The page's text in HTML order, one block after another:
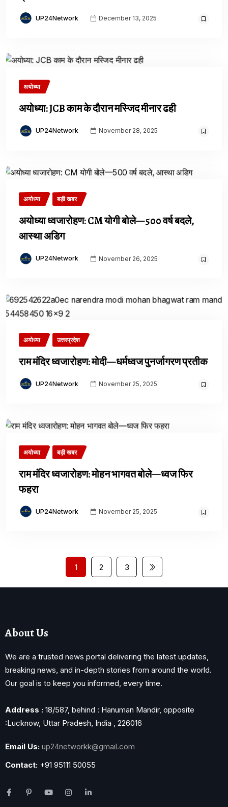
UP24Network December 13, 2025
अयोध्या
अयोध्या: JCB काम के दौरान मस्जिद मीनार ढही
UP24Network November 28, 2025
अयोध्या बड़ी खबर
अयोध्या ध्वजारोहण: CM योगी बोले—500 वर्ष बदले,
आस्था अडिग
UP24Network November 26, 2025
अयोध्या उत्तरप्रदेश
राम मंदिर ध्वजारोहण: मोदी—धर्मध्वज पुनर्जागरण प्रतीक
UP24Network November 25, 2025
अयोध्या बड़ी खबर
राम मंदिर ध्वजारोहण: मोहन भागवत बोले—ध्वज फिर
फहरा
UP24Network November 25, 2025
1 2 3
About Us
We are a trusted news portal delivering the latest updates,
breaking news, and in-depth stories from around the world.
Our goal is to keep you informed, every time.
Address : 18/587, behind : Hanuman Mandir, opposite
:Lucknow, Uttar Pradesh, India , 226016
Email Us: up24networkk@gmail.com
Contact: +91 95111 50055